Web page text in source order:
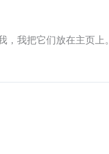
我把它们放在主页上。